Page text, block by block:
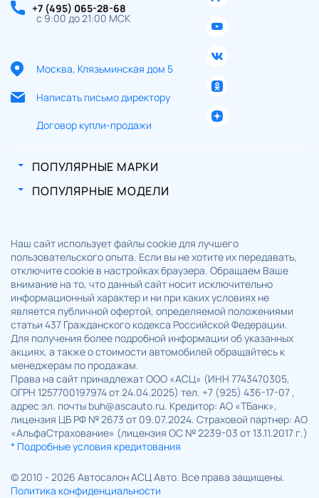
+7 (495) 065-28-68
с 9:00 до 21:00 МСК
Москва, Клязьминская дом 5
Написать письмо директору
Договор купли-продажи
ПОПУЛЯРНЫЕ МАРКИ
ПОПУЛЯРНЫЕ МОДЕЛИ
Наш сайт использует файлы cookie для лучшего
пользовательского опыта. Если вы не хотите их передавать,
отключите cookie в настройках браузера. Обращаем Ваше
внимание на то, что данный сайт носит исключительно
информационный характер и ни при каких условиях не
является публичной офертой, определяемой положениями
статьи 437 Гражданского кодекса Российской Федерации.
Для получения более подробной информации об указанных
акциях, а также о стоимости автомобилей обращайтесь к
менеджерам по продажам.
Права на сайт принадлежат ООО «АСЦ» (ИНН 7743470305,
ОГРН 1257700197974 от 24.04.2025) тел. +7 (925) 436-17-07 ,
адрес эл. почты buh@ascauto.ru. Кредитор: АО «ТБанк»,
лицензия ЦБ РФ № 2673 от 09.07.2024. Страховой партнер: АО
«АльфаСтрахование» (лицензия ОС № 2239-03 от 13.11.2017 г.)
* Подробные условия кредитования
© 2010 - 2026 Автосалон АСЦ Авто. Все права защищены.
Политика конфиденциальности